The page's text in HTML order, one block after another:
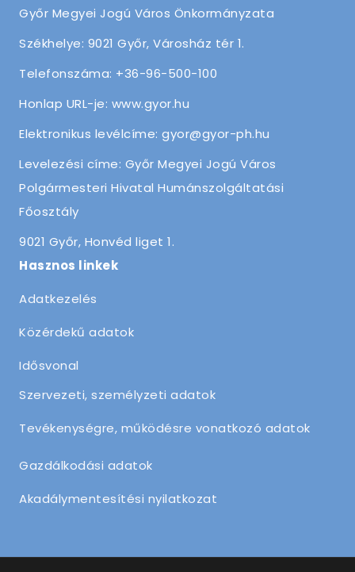
Győr Megyei Jogú Város Önkormányzata
Székhelye: 9021 Győr, Városház tér 1.
Telefonszáma: +36-96-500-100
Honlap URL-je: www.gyor.hu
Elektronikus levélcíme: gyor@gyor-ph.hu
Levelezési címe: Győr Megyei Jogú Város
Polgármesteri Hivatal Humánszolgáltatási
Főosztály
9021 Győr, Honvéd liget 1.
Hasznos linkek
Adatkezelés
Közérdekű adatok
Idősvonal
Szervezeti, személyzeti adatok
Tevékenységre, működésre vonatkozó adatok
Gazdálkodási adatok
Akadálymentesítési nyilatkozat